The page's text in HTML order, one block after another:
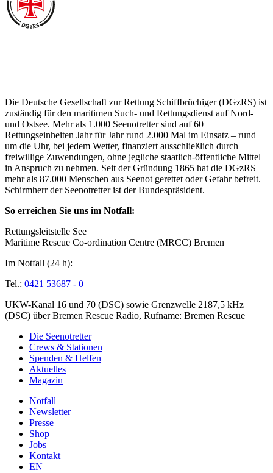
Die Deutsche Gesellschaft zur Rettung Schiffbrüchiger (DGzRS) ist
zuständig für den maritimen Such- und Rettungsdienst auf Nord-
und Ostsee. Mehr als 1.000 Seenotretter sind auf 60
Rettungseinheiten Jahr für Jahr rund 2.000 Mal im Einsatz – rund
um die Uhr, bei jedem Wetter, finanziert ausschließlich durch
freiwillige Zuwendungen, ohne jegliche staatlich-öffentliche Mittel
in Anspruch zu nehmen. Seit der Gründung 1865 hat die DGzRS
mehr als 87.000 Menschen aus Seenot gerettet oder Gefahr befreit.
Schirmherr der Seenotretter ist der Bundespräsident.
So erreichen Sie uns im Notfall:
Rettungsleitstelle See
Maritime Rescue Co-ordination Centre (MRCC) Bremen
Im Notfall (24 h):
Tel.: 0421 53687 - 0
UKW-Kanal 16 und 70 (DSC) sowie Grenzwelle 2187,5 kHz
(DSC) über Bremen Rescue Radio, Rufname: Bremen Rescue
Die Seenotretter
Crews & Stationen
Spenden & Helfen
Aktuelles
Magazin
Notfall
Newsletter
Presse
Shop
Jobs
Kontakt
EN